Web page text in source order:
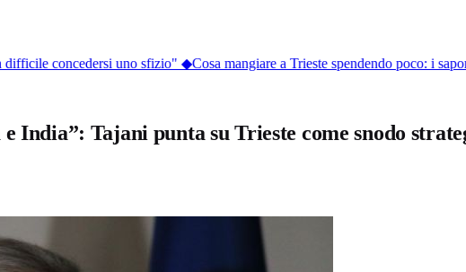
concedersi uno sfizio"◆ Cosa mangiare a Trieste spendendo poco: i
India”: Tajani punta su Trieste come snodo